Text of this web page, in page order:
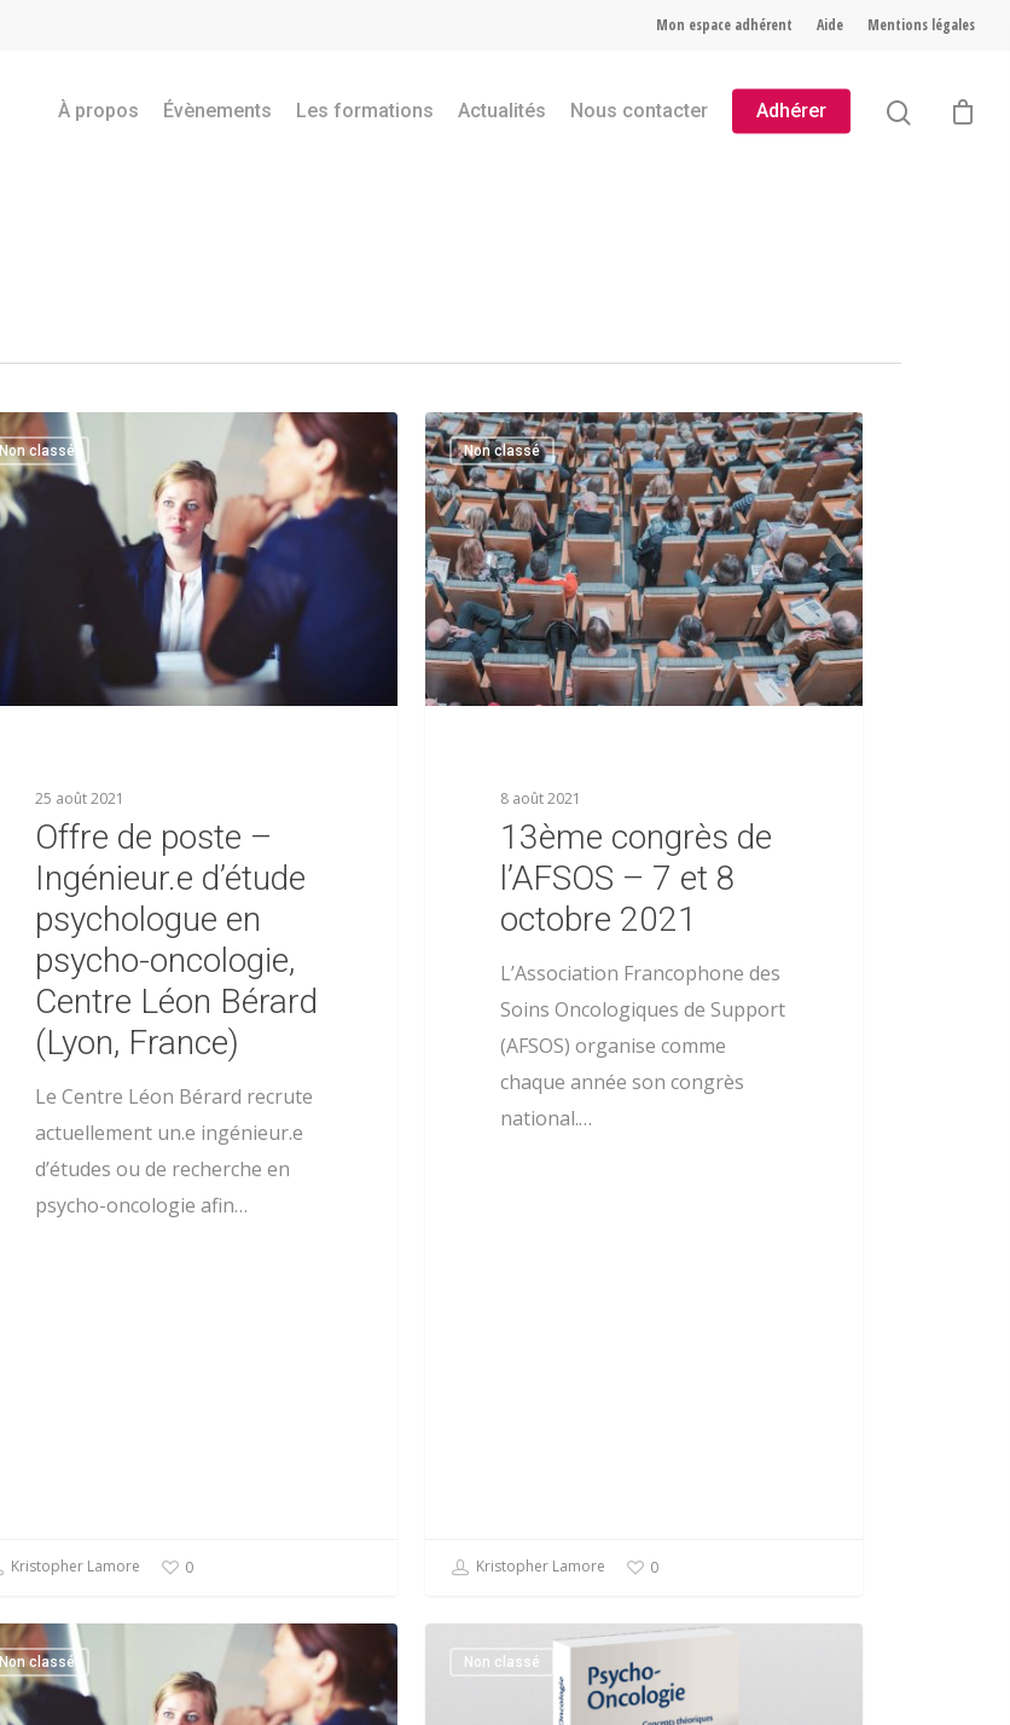
Mon espace adhérent Aide Mentions légales
À propos Évènements Les formations Actualités Nous contacter Adhérer
Non classé
25 août 2021
Offre de poste –
Ingénieur.e d’étude
psychologue en
psycho-oncologie,
Centre Léon Bérard
(Lyon, France)
Le Centre Léon Bérard recrute
actuellement un.e ingénieur.e
d’études ou de recherche en
psycho-oncologie afin…
Kristopher Lamore 0
Non classé
8 août 2021
13ème congrès de
l’AFSOS – 7 et 8
octobre 2021
L’Association Francophone des
Soins Oncologiques de Support
(AFSOS) organise comme
chaque année son congrès
national.…
Kristopher Lamore 0
Non classé Non classé